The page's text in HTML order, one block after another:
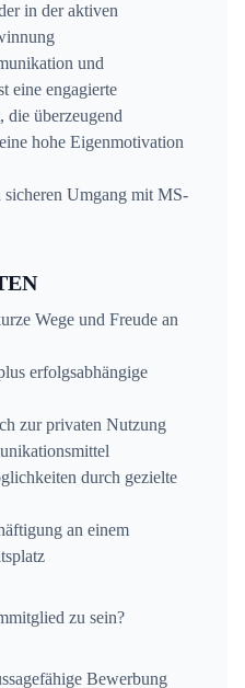
in der aktiven
und
eine engagierte
die überzeugend
hohe Eigenmotivation
Umgang mit MS-
Wege und Freude an
erfolgsabhängige
zur privaten Nutzung
durch gezielte
an einem
zu sein?
Bewerbung